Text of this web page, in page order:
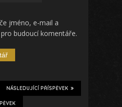
jméno, e-mail a
budoucí komentáře.
NÁSLEDUJÍCÍ PŘÍSPĚVEK